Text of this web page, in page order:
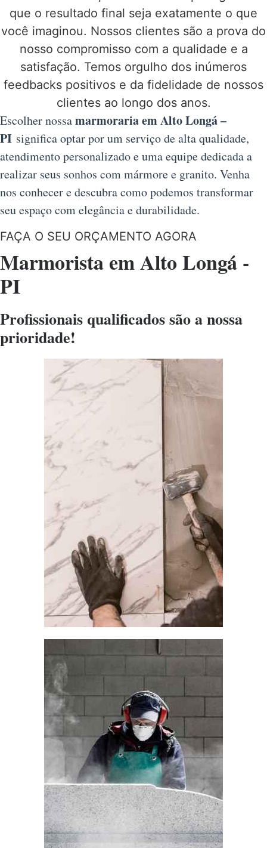
que o resultado final seja exatamente o que
você imaginou. Nossos clientes são a prova do
nosso compromisso com a qualidade e a
satisfação. Temos orgulho dos inúmeros
feedbacks positivos e da fidelidade de nossos
clientes ao longo dos anos.
Escolher nossamarmoraria em Alto Longá –
PI significa optar por um serviço de alta qualidade,
atendimento personalizado e uma equipe dedicada a
realizar seus sonhos com mármore e granito. Venha
nos conhecer e descubra como podemos transformar
seu espaço com elegância e durabilidade.
FAÇA O SEU ORÇAMENTO AGORA
Marmorista em Alto Longá -
PI
Profissionais qualificados são a nossa
prioridade!